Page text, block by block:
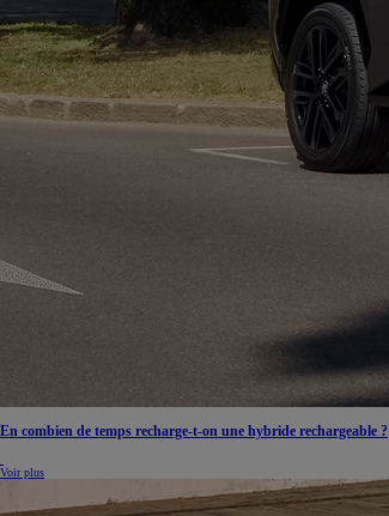
Disponible prochainement
En combien de temps recharge-t-on une hybride rechargeable ?
Voir plus